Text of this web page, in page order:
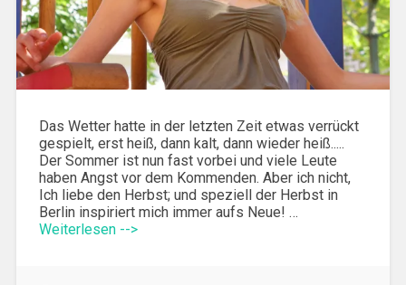
Das Wetter hatte in der letzten Zeit etwas verrückt
gespielt, erst heiß, dann kalt, dann wieder heiß.....
Der Sommer ist nun fast vorbei und viele Leute
haben Angst vor dem Kommenden. Aber ich nicht,
Ich liebe den Herbst; und speziell der Herbst in
Berlin inspiriert mich immer aufs Neue! …
Weiterlesen -->